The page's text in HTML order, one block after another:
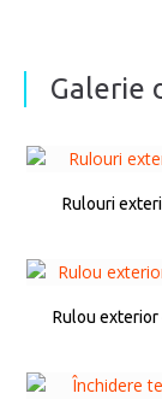
Galerie
Rulouri
Rulou